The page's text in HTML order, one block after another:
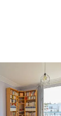
F3 à vendre